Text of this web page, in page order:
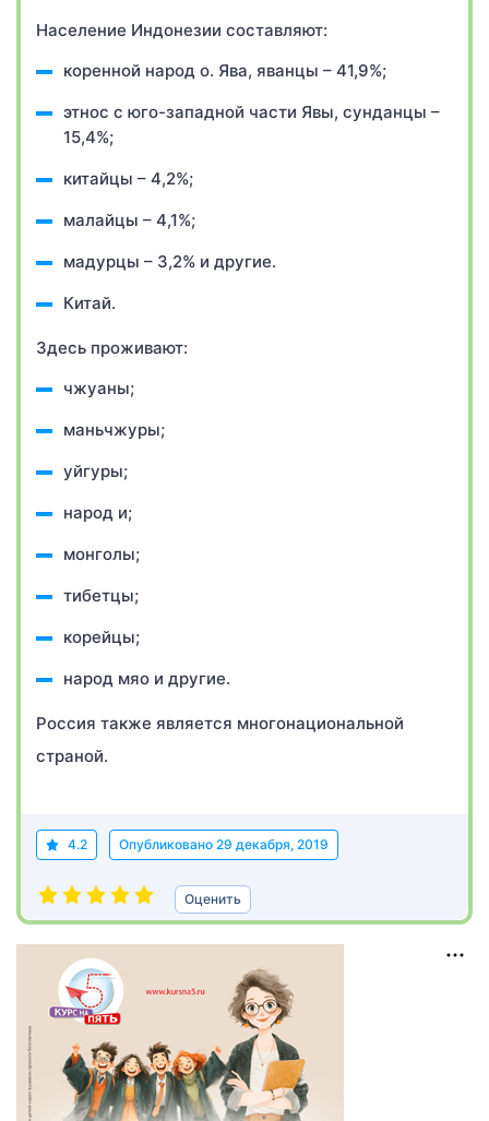
Население Индонезии составляют:
коренной народ о. Ява, яванцы – 41,9%;
этнос с юго-западной части Явы, сунданцы –
15,4%;
китайцы – 4,2%;
малайцы – 4,1%;
мадурцы – 3,2% и другие.
Китай.
Здесь проживают:
чжуаны;
маньчжуры;
уйгуры;
народ и;
монголы;
тибетцы;
корейцы;
народ мяо и другие.
Россия также является многонациональной
страной.
4.2 Опубликовано 29 декабря, 2019
Оценить